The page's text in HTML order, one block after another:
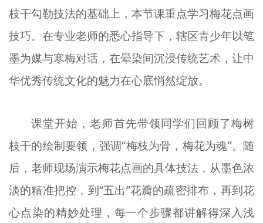
榜样人物
+
身边好人
宣传思想文化人才
专题
资料库
+
枝干勾勒技法的基础上，本节课重点学习梅花点画
技巧。在专业老师的悉心指导下，辖区青少年以笔
墨为媒与寒梅对话，在晕染间沉浸传统艺术，让中
华优秀传统文化的魅力在心底悄然绽放。
课堂开始，老师首先带领同学们回顾了梅树
枝干的绘制要领，强调“梅枝为骨，梅花为魂”。随
后，老师现场演示梅花点画的具体技法，从墨色浓
淡的精准把控，到“五出”花瓣的疏密排布，再到花
心点染的精妙处理，每一个步骤都讲解得深入浅